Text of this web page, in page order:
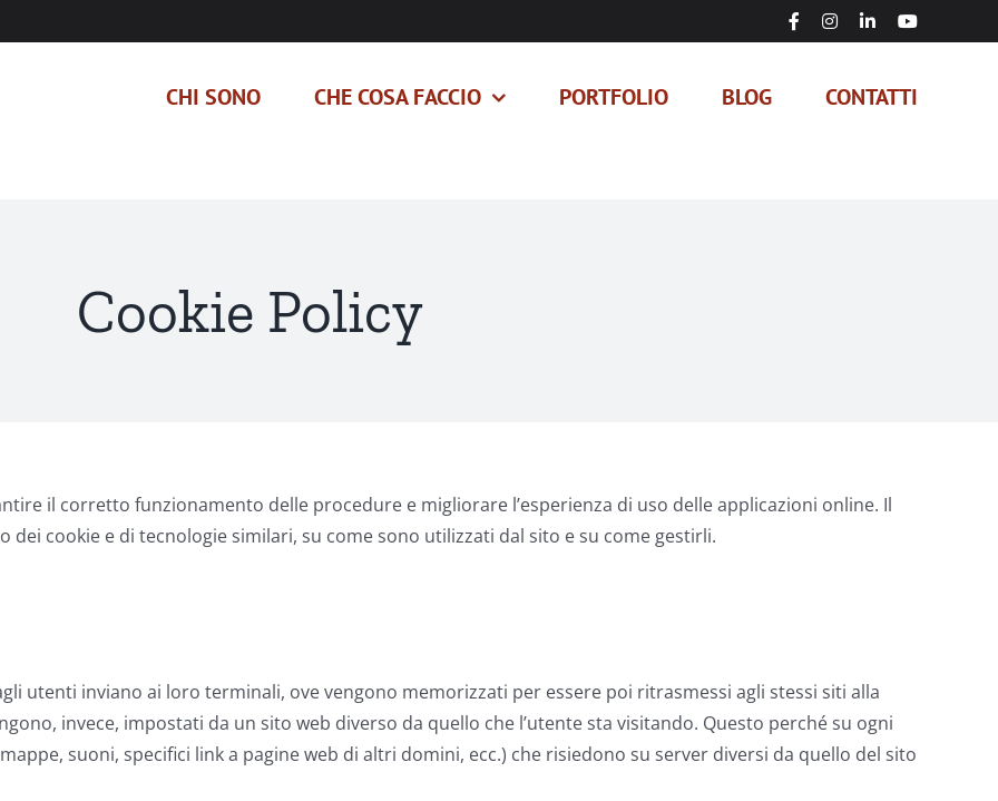
FacebookInstagram
LinkedInYouTube
CHI SONO CHE COSA FACCIO PORTFOLIO BLOG CONTATTI
Cookie Policy
il corretto funzionamento delle procedure e migliorare l’esperienza di uso delle applicazioni online. Il
cookie e di tecnologie similari, su come sono utilizzati dal sito e su come gestirli.
utenti inviano ai loro terminali, ove vengono memorizzati per essere poi ritrasmessi agli stessi siti alla
invece, impostati da un sito web diverso da quello che l’utente sta visitando. Questo perché su ogni
suoni, specifici link a pagine web di altri domini, ecc.) che risiedono su server diversi da quello del sito